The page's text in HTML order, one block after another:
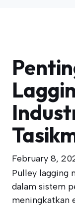
February 8,
Pulley lagging
dalam sistem
meningkatkan